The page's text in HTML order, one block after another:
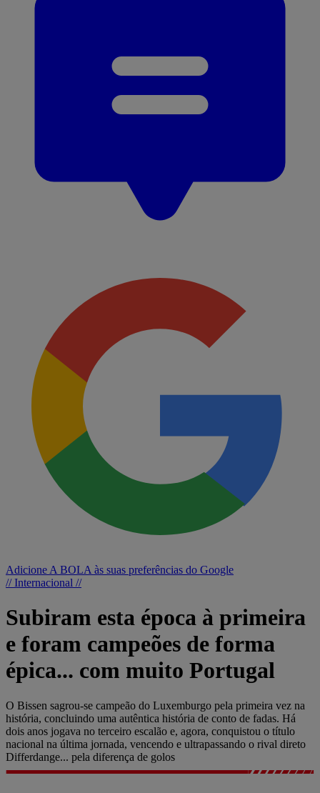
Adicione A BOLA às suas preferências do Google
// Internacional //
Subiram esta época à primeira
e foram campeões de forma
épica... com muito Portugal
O Bissen sagrou-se campeão do Luxemburgo pela primeira vez na
história, concluindo uma autêntica história de conto de fadas. Há
dois anos jogava no terceiro escalão e, agora, conquistou o título
nacional na última jornada, vencendo e ultrapassando o rival direto
Differdange... pela diferença de golos